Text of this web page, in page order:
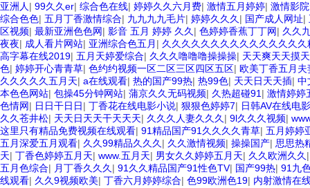
亚洲人 | 99久久er| 综合色在线| 婷婷久久六月费| 激情五月婷婷| 激情影
综合色色| 五月丁香激情综合| 九九九九毛片| 婷婷久久久 | 国产成人网址|
区视频| 最新亚洲色色网| 影音 五月 婷婷 久久 | 色婷婷香蕉丁丁网| 久久
夜夜| 成人看片网站| 亚洲综合色五月 | 久久久久久久久久久久久久久久久
高字幕在线2019| 五月天婷爱综合| 久久久噜噜噜操操操| 天天爽天天摸
色| 婷婷开心青青草| 色约约视频一区二区三区四区五区| 欧美丁香五月夫
久久久久久五月天| a在线观看| 热的国产99热| 热99色| 天天日天天插| 中
本色色网站| 包操45分钟网站| 蒲京久久无码视频| 久热超碰91 | 激情婷婷
色情网| 日日干日日| 丁香花在线电影小说| 狠狠色婷婷7| 日韩AV在线电影
久久苍井松| 天天日天天干天天天| 久久久人妻久久久 | 9l久久久视频|
这里只有精品免费视频在线观看| 91精品国产91久久久久青草| 五月婷婷
五月深爱五月观看| 久久99精品久久久 | 久久激情视频| 操操国产| 思思热
天| 丁香色婷婷五月天| www.五月天| 男女久久婷婷五月天| 久久欧洲久久
五月色综合| 月丁香久久久 | 91久久精品国产91性色TV| 国产99热| 91九
线观看| 久久9视频欧美| 丁香六月婷婷综合| 色99欧洲色19| 内射激情在